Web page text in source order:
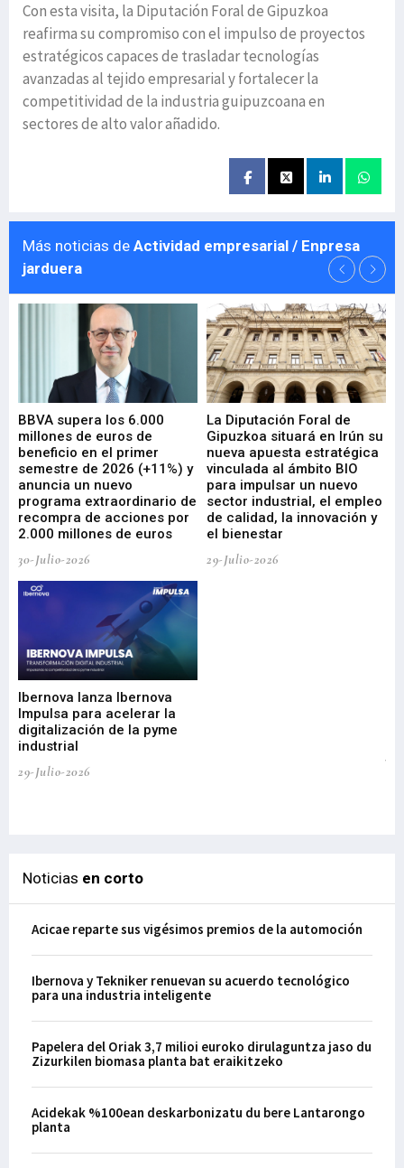
Con esta visita, la Diputación Foral de Gipuzkoa
reafirma su compromiso con el impulso de proyectos
estratégicos capaces de trasladar tecnologías
avanzadas al tejido empresarial y fortalecer la
competitividad de la industria guipuzcoana en
sectores de alto valor añadido.
Más noticias de Actividad empresarial / Enpresa
jarduera
BBVA supera los 6.000
millones de euros de
beneficio en el primer
semestre de 2026 (+11%) y
anuncia un nuevo
programa extraordinario de
recompra de acciones por
2.000 millones de euros
30-Julio-2026
La Diputación Foral de
Gipuzkoa situará en Irún su
nueva apuesta estratégica
vinculada al ámbito BIO
para impulsar un nuevo
sector industrial, el empleo
de calidad, la innovación y
el bienestar
29-Julio-2026
Ibernova lanza Ibernova
Impulsa para acelerar la
digitalización de la pyme
industrial
29-Julio-2026
Noticias en corto
Acicae reparte sus vigésimos premios de la automoción
Ibernova y Tekniker renuevan su acuerdo tecnológico
para una industria inteligente
Papelera del Oriak 3,7 milioi euroko dirulaguntza jaso du
Zizurkilen biomasa planta bat eraikitzeko
Acidekak %100ean deskarbonizatu du bere Lantarongo
planta